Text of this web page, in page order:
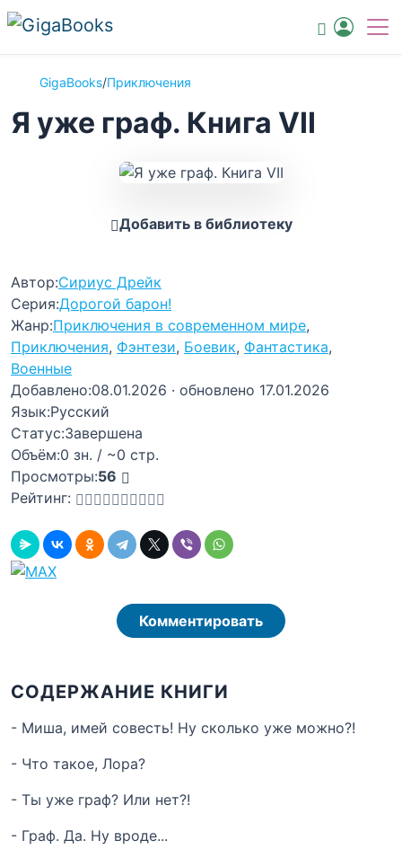
GigaBooks/Приключения
Я уже граф. Книга VII
Добавить в библиотеку
Автор:Сириус Дрейк
Серия:Дорогой барон!
Жанр:Приключения в современном мире,
Приключения, Фэнтези, Боевик, Фантастика,
Военные
Добавлено:08.01.2026 · обновлено 17.01.2026
Язык:Русский
Статус:Завершена
Объём:0 зн. / ~0 стр.
Просмотры:56
Рейтинг:
Комментировать
СОДЕРЖАНИЕ КНИГИ
- Миша, имей совесть! Ну сколько уже можно?!
- Что такое, Лора?
- Ты уже граф? Или нет?!
- Граф. Да. Ну вроде...